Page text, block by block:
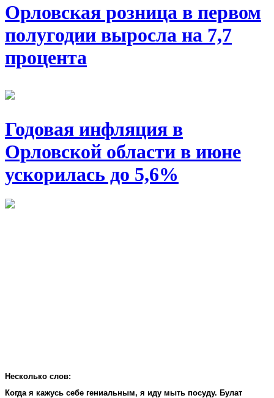
Орловская розница в первом
полугодии выросла на 7,7
процента
Годовая инфляция в
Орловской области в июне
ускорилась до 5,6%
Несколько слов:
Когда я кажусь себе гениальным, я иду мыть посуду. Булат